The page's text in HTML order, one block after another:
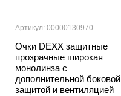
Артикул: 00000130970
Очки DEXX защитные
прозрачные широкая
монолинза с
дополнительной боковой
защитой и вентиляцией